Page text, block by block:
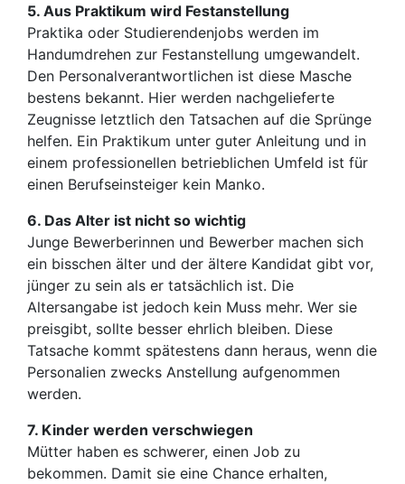
5. Aus Praktikum wird Festanstellung
Praktika oder Studierendenjobs werden im
Handumdrehen zur Festanstellung umgewandelt.
Den Personalverantwortlichen ist diese Masche
bestens bekannt. Hier werden nachgelieferte
Zeugnisse letztlich den Tatsachen auf die Sprünge
helfen. Ein Praktikum unter guter Anleitung und in
einem professionellen betrieblichen Umfeld ist für
einen Berufseinsteiger kein Manko.
6. Das Alter ist nicht so wichtig
Junge Bewerberinnen und Bewerber machen sich
ein bisschen älter und der ältere Kandidat gibt vor,
jünger zu sein als er tatsächlich ist. Die
Altersangabe ist jedoch kein Muss mehr. Wer sie
preisgibt, sollte besser ehrlich bleiben. Diese
Tatsache kommt spätestens dann heraus, wenn die
Personalien zwecks Anstellung aufgenommen
werden.
7. Kinder werden verschwiegen
Mütter haben es schwerer, einen Job zu
bekommen. Damit sie eine Chance erhalten,